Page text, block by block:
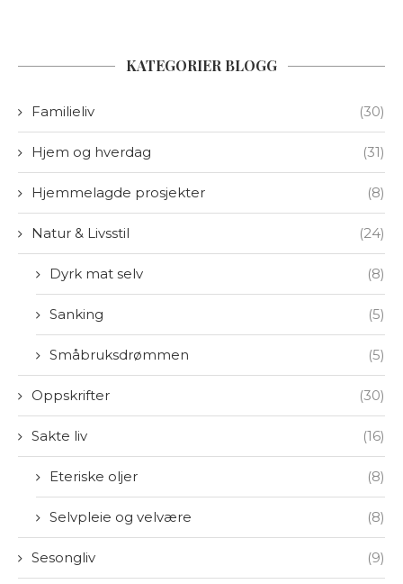
KATEGORIER BLOGG
Familieliv (30)
Hjem og hverdag (31)
Hjemmelagde prosjekter (8)
Natur & Livsstil (24)
Dyrk mat selv (8)
Sanking (5)
Småbruksdrømmen (5)
Oppskrifter (30)
Sakte liv (16)
Eteriske oljer (8)
Selvpleie og velvære (8)
Sesongliv (9)